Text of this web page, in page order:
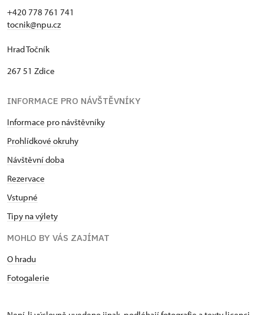
+420 778 761 741
tocnik@npu.cz
Hrad Točník
267 51 Zdice
INFORMACE PRO NÁVŠTĚVNÍKY
Informace pro návštěvníky
Prohlídkové okruhy
Návštěvní doba
Rezervace
Vstupné
Tipy na výlety
MOHLO BY VÁS ZAJÍMAT
O hradu
Fotogalerie